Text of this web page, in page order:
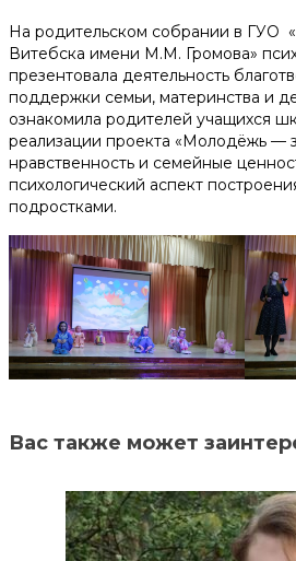
Новости
Материалы
Помочь делом
Помочь деньгами
Телефоны доверия для
+375 44 770 80 20
На родительском собрании в ГУО
Витебска имени М.М. Громова»
презентовала деятельность
поддержки семьи, материнства и
ознакомила родителей учащихся
реализации проекта «Молодёжь —
нравственность и семейные
психологический аспект
подростками.
Вас также может